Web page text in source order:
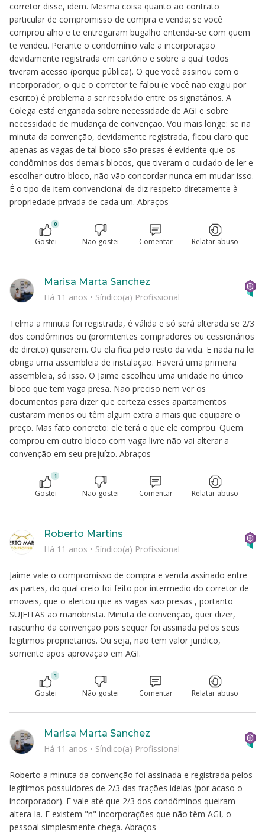
corretor disse, idem. Mesma coisa quanto ao contrato
particular de compromisso de compra e venda; se você
comprou alho e te entregaram bugalho entenda-se com quem
te vendeu. Perante o condomínio vale a incorporação
devidamente registrada em cartório e sobre a qual todos
tiveram acesso (porque pública). O que você assinou com o
incorporador, o que o corretor te falou (e você não exigiu por
escrito) é problema a ser resolvido entre os signatários. A
Colega está enganada sobre necessidade de AGI e sobre
necessidade de mudança de convenção. Vou mais longe: se na
minuta da convenção, devidamente registrada, ficou claro que
apenas as vagas de tal bloco são presas é evidente que os
condôminos dos demais blocos, que tiveram o cuidado de ler e
escolher outro bloco, não vão concordar nunca em mudar isso.
É o tipo de item convencional de diz respeito diretamente à
propriedade privada de cada um. Abraços
0
Gostei Não gostei Comentar Relatar abuso
Telma a minuta foi registrada, é válida e só será alterada se 2/3
dos condôminos ou (promitentes compradores ou cessionários
de direito) quiserem. Ou ela fica pelo resto da vida. E nada na lei
obriga uma assembleia de instalação. Haverá uma primeira
assembleia, só isso. O Jaime escolheu uma unidade no único
bloco que tem vaga presa. Não preciso nem ver os
documentos para dizer que certeza esses apartamentos
custaram menos ou têm algum extra a mais que equipare o
preço. Mas fato concreto: ele terá o que ele comprou. Quem
comprou em outro bloco com vaga livre não vai alterar a
convenção em seu prejuízo. Abraços
Marisa Marta Sanchez
Há 11 anos • Síndico(a) Profissional
1
Gostei Não gostei Comentar Relatar abuso
Jaime vale o compromisso de compra e venda assinado entre
as partes, do qual creio foi feito por intermedio do corretor de
imoveis, que o alertou que as vagas são presas , portanto
SUJEITAS ao manobrista. Minuta de convenção, quer dizer,
rascunho da convenção pois sequer foi assinada pelos seus
legitimos proprietarios. Ou seja, não tem valor juridico,
somente apos aprovação em AGI.
Roberto Martins
Há 11 anos • Síndico(a) Profissional
1
Gostei Não gostei Comentar Relatar abuso
Roberto a minuta da convenção foi assinada e registrada pelos
legítimos possuidores de 2/3 das frações ideias (por acaso o
incorporador). E vale até que 2/3 dos condôminos queiram
altera-la. E existem "n" incorporações que não têm AGI, o
pessoal simplesmente chega. Abraços
Marisa Marta Sanchez
Há 11 anos • Síndico(a) Profissional